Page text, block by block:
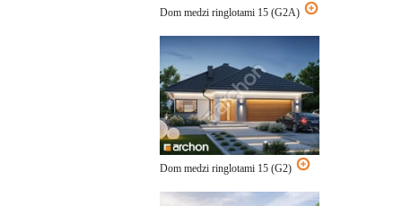
Dom medzi ringlotami 15 (G2A)
Dom medzi ringlotami 15 (G2)